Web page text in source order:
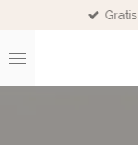
naar
de
hoofdinhoud